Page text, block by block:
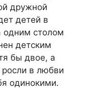
дружной
детей в
одним столом
детским
бы двое, а
в любви
одинокими.